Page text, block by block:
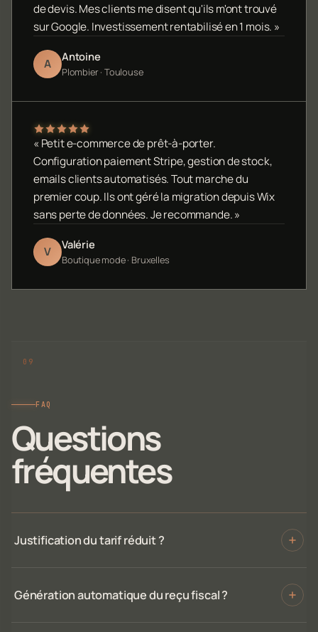
de devis. Mes clients me disent qu'ils m'ont trouvé
sur Google. Investissement rentabilisé en 1 mois. »
A Antoine
Plombier · Toulouse
« Petit e-commerce de prêt-à-porter.
Configuration paiement Stripe, gestion de stock,
emails clients automatisés. Tout marche du
premier coup. Ils ont géré la migration depuis Wix
sans perte de données. Je recommande. »
V Valérie
Boutique mode · Bruxelles
FAQ
Questions
fréquentes
Justification du tarif réduit ?
Génération automatique du reçu fiscal ?